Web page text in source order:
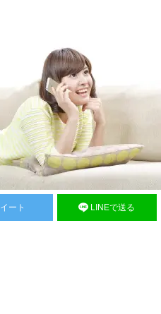
ート LINEで送る